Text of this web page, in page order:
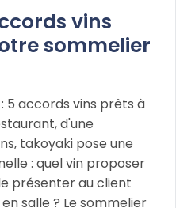
vins
sommelier
5 accords vins prêts à
d'une
takoyaki pose une
: quel vin proposer
présenter au client
salle ? Le sommelier